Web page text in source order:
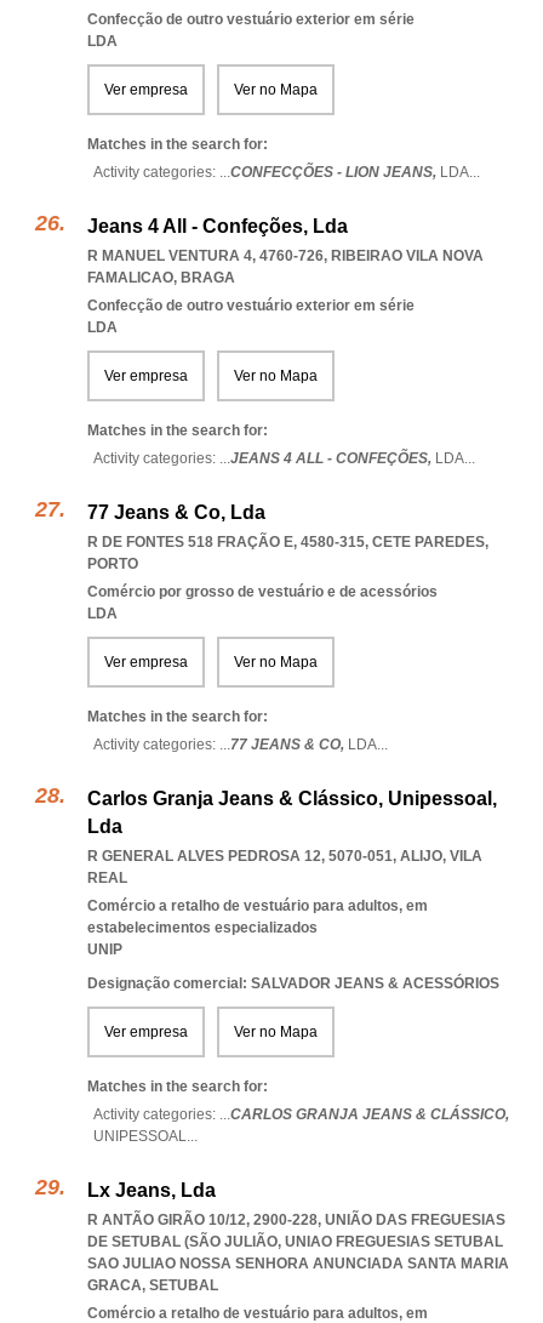
Confecção de outro vestuário exterior em série
LDA
Ver empresa Ver no Mapa
Matches in the search for:
Activity categories: ...CONFECÇÕES - LION JEANS, LDA...
Jeans 4 All - Confeções, Lda
R MANUEL VENTURA 4, 4760-726, RIBEIRAO VILA NOVA
FAMALICAO, BRAGA
Confecção de outro vestuário exterior em série
LDA
Ver empresa Ver no Mapa
Matches in the search for:
Activity categories: ...JEANS 4 ALL - CONFEÇÕES, LDA...
77 Jeans & Co, Lda
R DE FONTES 518 FRAÇÃO E, 4580-315, CETE PAREDES,
PORTO
Comércio por grosso de vestuário e de acessórios
LDA
Ver empresa Ver no Mapa
Matches in the search for:
Activity categories: ...77 JEANS & CO, LDA...
Carlos Granja Jeans & Clássico, Unipessoal,
Lda
R GENERAL ALVES PEDROSA 12, 5070-051, ALIJO, VILA
REAL
Comércio a retalho de vestuário para adultos, em
estabelecimentos especializados
UNIP
Designação comercial: SALVADOR JEANS & ACESSÓRIOS
Ver empresa Ver no Mapa
Matches in the search for:
Activity categories: ...CARLOS GRANJA JEANS & CLÁSSICO,
UNIPESSOAL...
Lx Jeans, Lda
R ANTÃO GIRÃO 10/12, 2900-228, UNIÃO DAS FREGUESIAS
DE SETUBAL (SÃO JULIÃO, UNIAO FREGUESIAS SETUBAL
SAO JULIAO NOSSA SENHORA ANUNCIADA SANTA MARIA
GRACA, SETUBAL
Comércio a retalho de vestuário para adultos, em